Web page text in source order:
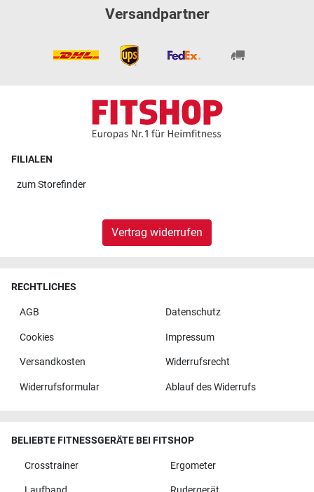
Versandpartner
FILIALEN
zumStorefinder
Vertrag widerrufen
RECHTLICHES
AGB Datenschutz
Cookies Impressum
Versandkosten Widerrufsrecht
Widerrufsformular Ablauf des Widerrufs
BELIEBTE FITNESSGERÄTE BEI FITSHOP
Crosstrainer Ergometer